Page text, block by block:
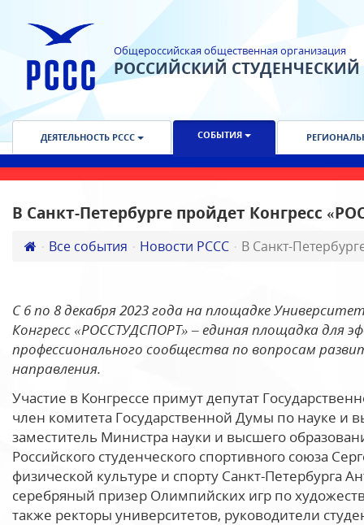
Общероссийская общественная организация
РОССИЙСКИЙ
ДЕЯТЕЛЬНОСТЬ РССС СОБЫТИЯ
В Санкт-Петербурге пройдет Конгресс
Все события Новости РССС В Санкт-
С 6 по 8 декабря 2023 года на площадке
Конгресс «РОССТУДСПОРТ» – единая площадка для
профессионального сообщества по вопросам
направления.
Участие в Конгрессе примут депутат
член комитета Государственной Думы по науке
заместитель Министра науки и высшего
Российского студенческого спортивного союза
физической культуре и спорту Санкт-Петербурга
серебряный призер Олимпийских игр по
также ректоры университетов, руководители